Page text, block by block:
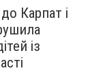
Карпат і
із